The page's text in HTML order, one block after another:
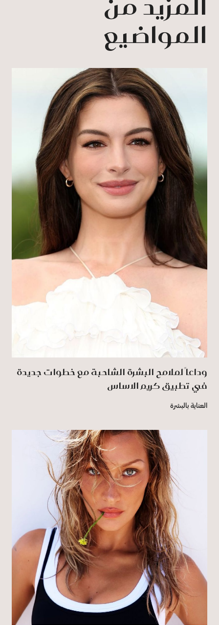
المواضيع
وداعاً لملامح البشرة الشاحبة مع خطوات جديدة
في تطبيق كريم الاساس
العناية بالبشرة